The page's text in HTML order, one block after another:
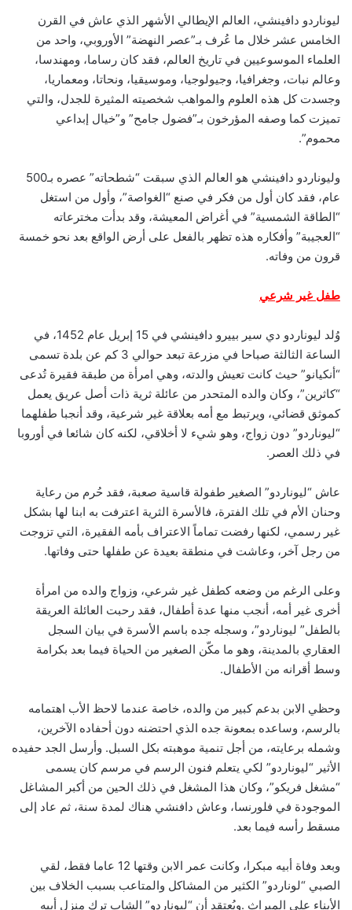
ليوناردو دافينشي، العالم الإيطالي الأشهر الذي عاش في القرن
الخامس عشر خلال ما عُرف بـ”عصر النهضة” الأوروبي، واحد من
العلماء الموسوعيين في تاريخ العالم، فقد كان رساما، ومهندسا،
وعالم نبات، وجغرافيا، وجيولوجيا، وموسيقيا، ونحاتا، ومعماريا،
وجسدت كل هذه العلوم والمواهب شخصيته المثيرة للجدل، والتي
تميزت كما وصفه المؤرخون بـ”فضول جامح” و”خيال إبداعي
محموم”.
وليوناردو دافينشي هو العالم الذي سبقت “شطحاته” عصره بـ500
عام، فقد كان أول من فكر في صنع “الغواصة”، وأول من استغل
“الطاقة الشمسية” في أغراض المعيشة، وقد بدأت مخترعاته
“العجيبة” وأفكاره هذه تظهر بالفعل على أرض الواقع بعد نحو خمسة
قرون من وفاته.
طفل غير شرعي
وُلد ليوناردو دي سير بييرو دافينشي في 15 إبريل عام 1452، في
الساعة الثالثة صباحا في مزرعة تبعد حوالي 3 كم عن بلدة تسمى
“أنكيانو” حيث كانت تعيش والدته، وهي امرأة من طبقة فقيرة تُدعى
“كاثرين”، وكان والده المتحدر من عائلة ثرية ذات أصل عريق يعمل
كموثق قضائي، ويرتبط مع أمه بعلاقة غير شرعية، وقد أنجبا طفلهما
“ليوناردو” دون زواج، وهو شيء لا أخلاقي، لكنه كان شائعا في أوروبا
في ذلك العصر.
عاش “ليوناردو” الصغير طفولة قاسية صعبة، فقد حُرم من رعاية
وحنان الأم في تلك الفترة، فالأسرة الثرية اعترفت به ابنا لها بشكل
غير رسمي، لكنها رفضت تماماً الاعتراف بأمه الفقيرة، التي تزوجت
من رجل آخر، وعاشت في منطقة بعيدة عن طفلها حتى وفاتها.
وعلى الرغم من وضعه كطفل غير شرعي، وزواج والده من امرأة
أخرى غير أمه، أنجب منها عدة أطفال، فقد رحبت العائلة العريقة
بالطفل” ليوناردو”، وسجله جده باسم الأسرة في بيان السجل
العقاري بالمدينة، وهو ما مكّن الصغير من الحياة فيما بعد بكرامة
وسط أقرانه من الأطفال.
وحظي الابن بدعم كبير من والده، خاصة عندما لاحظ الأب اهتمامه
بالرسم، وساعده بمعونة جده الذي احتضنه دون أحفاده الآخرين،
وشمله برعايته، من أجل تنمية موهبته بكل السبل. وأرسل الجد حفيده
الأثير “ليوناردو” لكي يتعلم فنون الرسم في مرسم كان يسمى
“مشغل فريكو”، وكان هذا المشغل في ذلك الحين من أكبر المشاغل
الموجودة في فلورنسا، وعاش دافنشي هناك لمدة سنة، ثم عاد إلى
مسقط رأسه فيما بعد.
وبعد وفاة أبيه مبكرا، وكانت عمر الابن وقتها 12 عاما فقط، لقي
الصبي “لوناردو” الكثير من المشاكل والمتاعب بسبب الخلاف بين
الأبناء على الميراث .ويُعتقد أن “ليوناردو” الشاب ترك منزل أبيه